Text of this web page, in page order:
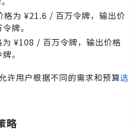
格为 ¥21.6 / 百万令牌，输出价
牌。
为 ¥108 / 百万令牌，输出价格
。
许用户根据不同的需求和预算选
略